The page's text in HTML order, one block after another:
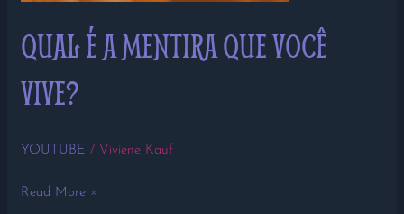
QUAL É A MENTIRA QUE VOCÊ
VIVE?
YOUTUBE / Viviene Kauf
Read More »